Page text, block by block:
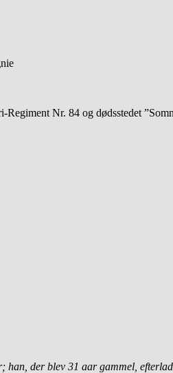
Nr. 84 og dødsstedet
han, der blev 31 aar gammel,